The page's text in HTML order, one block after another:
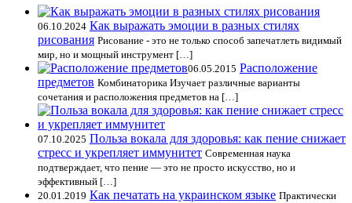
06.10.2024 Как выражать эмоции в разных стилях
рисования Рисование - это не только способ запечатлеть видимый
мир, но и мощный инструмент […]
06.05.2015 Расположение
предметов Комбинаторика Изучает различные варианты
сочетания и расположения предметов на […]
07.10.2025 Польза вокала для здоровья: как пение снижает
стресс и укрепляет иммунитет Современная наука
подтверждает, что пение — это не просто искусство, но и
эффективный […]
20.01.2019 Как печатать на украинском языке Практически